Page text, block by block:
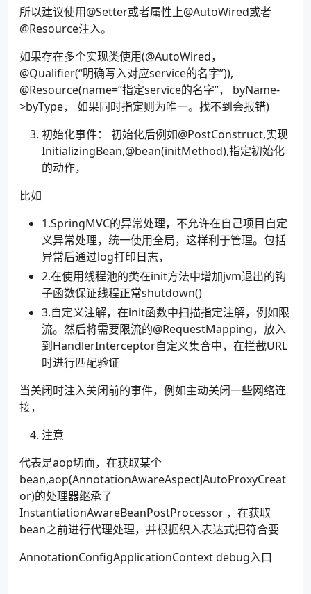
所以建议使用@Setter或者属性上@AutoWired或者
@Resource注入。
如果存在多个实现类使用(@AutoWired，
@Qualifier(“明确写入对应service的名字”)),
@Resource(name=“指定service的名字”， byName-
>byType， 如果同时指定则为唯一。找不到会报错)
初始化事件： 初始化后例如@PostConstruct,实现
InitializingBean,@bean(initMethod),指定初始化
的动作，
比如
1.SpringMVC的异常处理，不允许在自己项目自定
义异常处理，统一使用全局，这样利于管理。包括
异常后通过log打印日志，
2.在使用线程池的类在init方法中增加jvm退出的钩
子函数保证线程正常shutdown()
3.自定义注解，在init函数中扫描指定注解，例如限
流。然后将需要限流的@RequestMapping，放入
到HandlerInterceptor自定义集合中，在拦截URL
时进行匹配验证
当关闭时注入关闭前的事件，例如主动关闭一些网络连
接，
注意
代表是aop切面，在获取某个
bean,aop(AnnotationAwareAspectJAutoProxyCreat
or)的处理器继承了
InstantiationAwareBeanPostProcessor ，在获取
bean之前进行代理处理，并根据织入表达式把符合要
AnnotationConfigApplicationContext debug入口